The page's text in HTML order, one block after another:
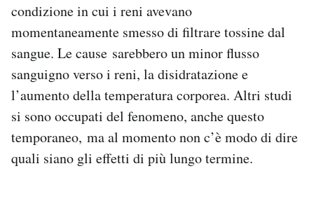
condizione in cui i reni avevano
momentaneamente smesso di filtrare tossine dal
sangue. Le cause sarebbero un minor flusso
sanguigno verso i reni, la disidratazione e
l’aumento della temperatura corporea. Altri studi
si sono occupati del fenomeno, anche questo
temporaneo, ma al momento non c’è modo di dire
quali siano gli effetti di più lungo termine.